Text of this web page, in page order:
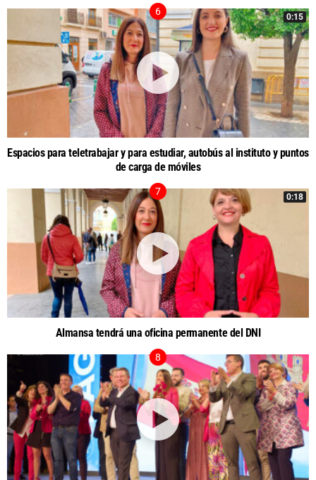
0:15
Espacios para teletrabajar y para estudiar, autobús al instituto y puntos
de carga de móviles
0:18
Almansa tendrá una oficina permanente del DNI